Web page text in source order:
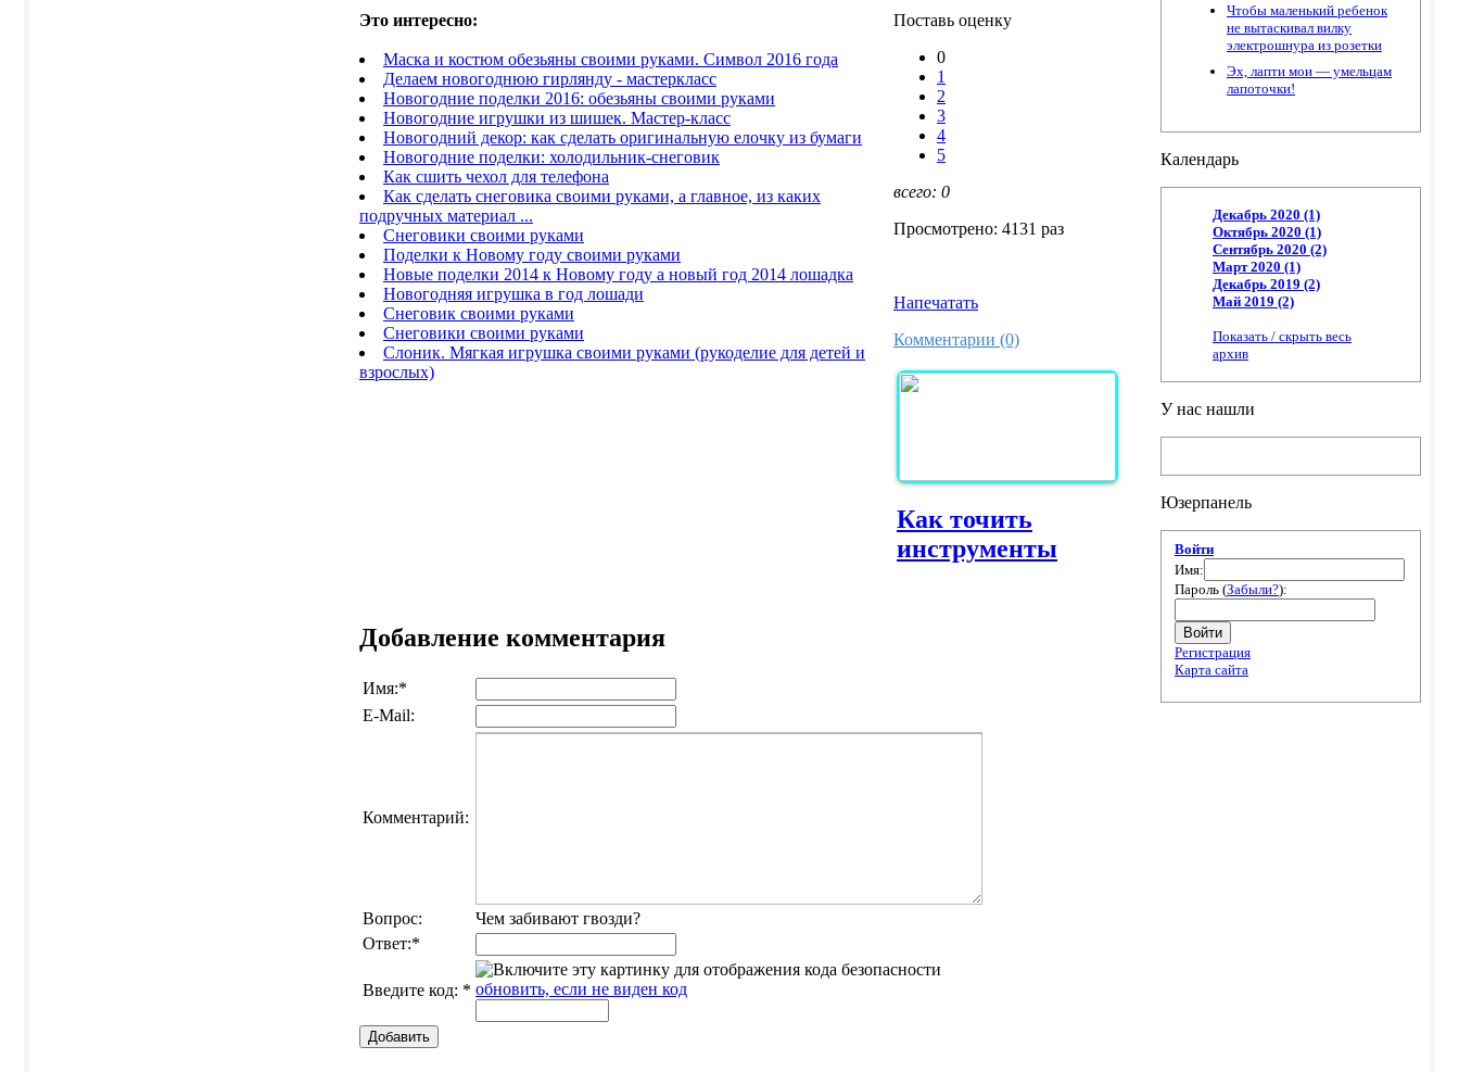
Это интересно:
Маска и костюм обезьяны своими руками. Символ 2016 года
Делаем новогоднюю гирлянду - мастеркласс
Новогодние поделки 2016: обезьяны своими руками
Новогодние игрушки из шишек. Мастер-класс
Новогодний декор: как сделать оригинальную елочку из бумаги
Новогодние поделки: холодильник-снеговик
Как сшить чехол для телефона
Как сделать снеговика своими руками, а главное, из каких
подручных материал ...
Снеговики своими руками
Поделки к Новому году своими руками
Новые поделки 2014 к Новому году а новый год 2014 лошадка
Новогодняя игрушка в год лошади
Снеговик своими руками
Снеговики своими руками
Слоник. Мягкая игрушка своими руками (рукоделие для детей и
взрослых)
Поставь оценку
0
1
2
3
4
5
всего: 0
Просмотрено: 4131 раз
Напечатать
Комментарии (0)
Как точить
инструменты
Добавление комментария
Имя:*
E-Mail:
Комментарий:
Вопрос:
Чем забивают гвозди?
Ответ:*
Введите код: * обновить, если не виден код
Добавить
Чтобы маленький ребенок
не вытаскивал вилку
электрошнура из розетки
Эх, лапти мои — умельцам
лапоточки!
Календарь
Декабрь 2020 (1)
Октябрь 2020 (1)
Сентябрь 2020 (2)
Март 2020 (1)
Декабрь 2019 (2)
Май 2019 (2)
Показать / скрыть весь
архив
У нас нашли
Юзерпанель
Войти
Имя:
Пароль (Забыли?):
Войти
Регистрация
Карта сайта